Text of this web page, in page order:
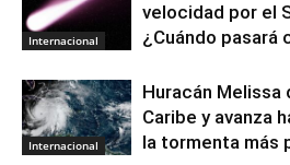
Internacional
velocidad por el
¿Cuándo pasará
Internacional
Huracán Melissa
Caribe y avanza
la tormenta más